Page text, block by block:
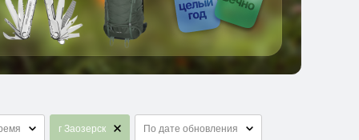
г Заозерск По дате обновления